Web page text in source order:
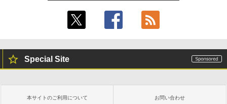
￥39,582
Robloxギフトカード - 2,000 Robux 【限
定バーチャルアイテムを含む】 【オンラ
インゲームコード】 ロブロックス | オン
￥3,200
￥480
非エンジニア 初心者 素人 でも安心 使い
方 マニュアル AI副業にもコンテンツ作成
にもKindle出版にも！ 非エンジニアのた
￥99
書籍リーダー、ブラック、16GB、広告な
Kindle Paperwhite シグニチャーエディ
るさ自動調整、色調調節ライト、12週間
持続バッテリー、広告なし、メタリック
Special Site
本サイトのご利用について お問い合わせ